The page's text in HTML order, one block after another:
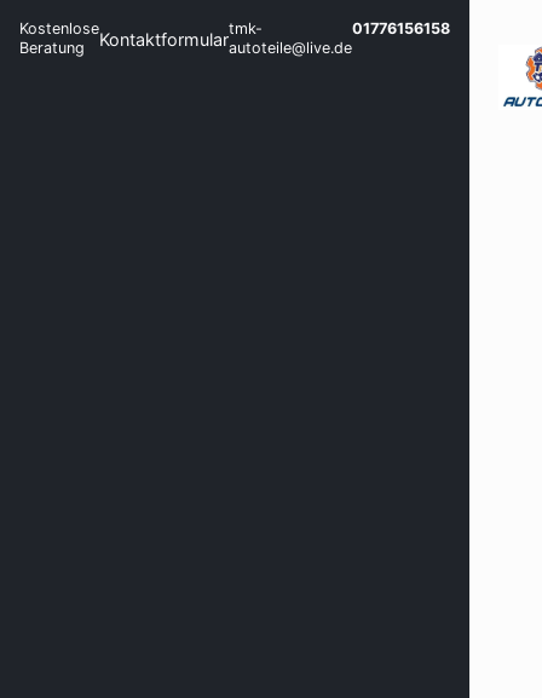
Kostenlose
Beratung
Kontaktformulartmk-
autoteile@live.de
01776156158